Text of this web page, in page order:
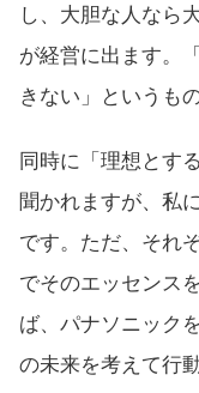
し、大胆な人なら
が経営に出ます。
きない」というも
同時に「理想とす
聞かれますが、私
です。ただ、それ
でそのエッセンス
ば、パナソニック
の未来を考えて行